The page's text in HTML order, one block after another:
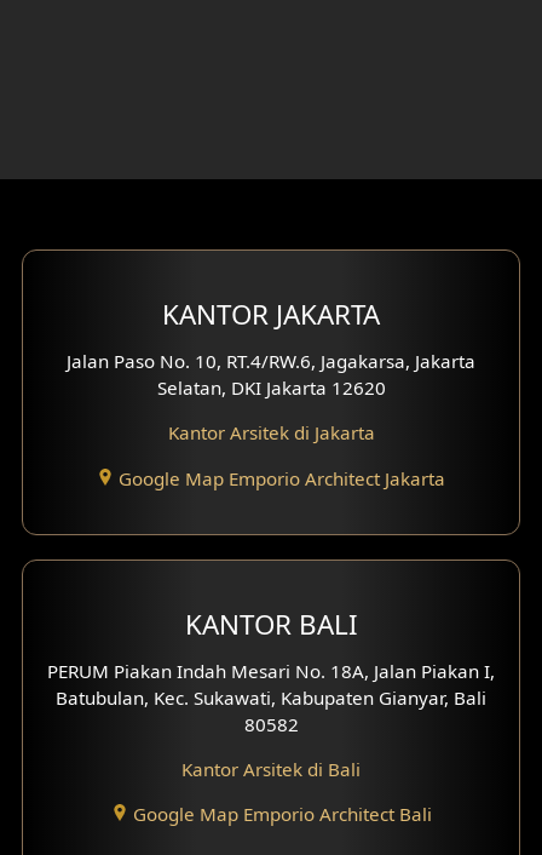
Eksterior Tampak Samping
Desain Eksterior Villa
Desain Eksterior Ruko
Desain Eksterior Perumahan
Desain Klinik
Desain Perumahan
Desain Kantor
Desain Paviliun
KANTOR JAKARTA
Jalan Paso No. 10, RT.4/RW.6, Jagakarsa, Jakarta
Selatan, DKI Jakarta 12620
Kantor Arsitek di Jakarta
Google Map Emporio Architect Jakarta
KANTOR BALI
PERUM Piakan Indah Mesari No. 18A, Jalan Piakan I,
Batubulan, Kec. Sukawati, Kabupaten Gianyar, Bali
80582
Kantor Arsitek di Bali
Google Map Emporio Architect Bali